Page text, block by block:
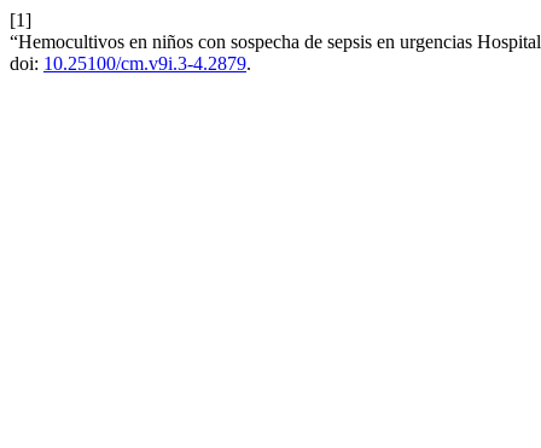
[1]
“Hemocultivos en niños con sospecha de sepsis en urgencias
doi: 10.25100/cm.v9i.3-4.2879.